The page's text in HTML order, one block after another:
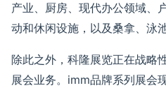
产业、厨房、现代办公领域、
动和休闲设施，以及桑拿、泳
除此之外，科隆展览正在战略
展会业务。 imm品牌系列展会